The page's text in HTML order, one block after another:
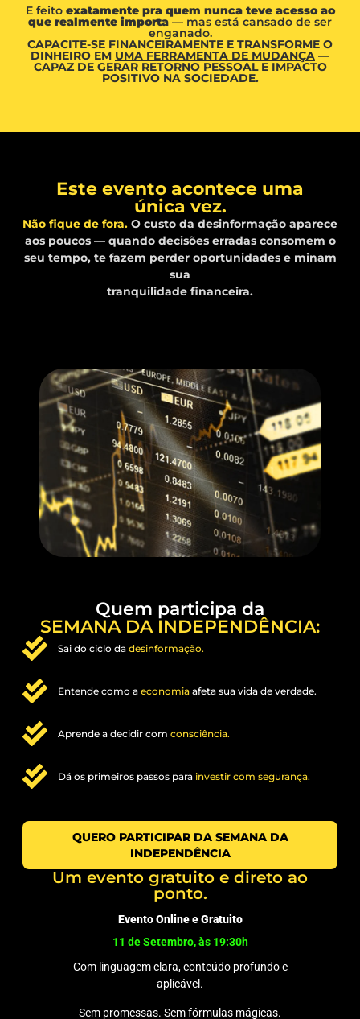
E feito exatamente pra quem nunca teve acesso ao
que realmente importa— mas está cansado de ser
enganado.
CAPACITE-SE FINANCEIRAMENTE E TRANSFORME O
DINHEIRO EM UMA FERRAMENTA DE MUDANÇA —
CAPAZ DE GERAR RETORNO PESSOAL E IMPACTO
POSITIVO NA SOCIEDADE.
Este evento acontece uma
única vez.
Não fique de fora. O custo da desinformação aparece
aos poucos — quando decisões erradas consomem o
seu tempo, te fazem perder oportunidades e minam
sua
tranquilidade financeira.
Quem participa da
SEMANA DA INDEPENDÊNCIA:
Sai do ciclo da desinformação.
Entende como aeconomiaafeta sua vida de verdade.
Aprende a decidir com consciência.
Dá os primeiros passos para investir com segurança.
QUERO PARTICIPAR DA SEMANA DA
INDEPENDÊNCIA
Um evento gratuito e direto ao
ponto.
Evento Online e Gratuito
11 de Setembro, às 19:30h
Com linguagem clara, conteúdo profundo e
aplicável.
Sem promessas. Sem fórmulas mágicas.